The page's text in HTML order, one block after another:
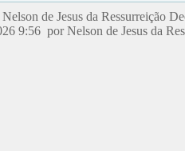
de Jesus da Ressurreição
9:56 por Nelson de Jesus da